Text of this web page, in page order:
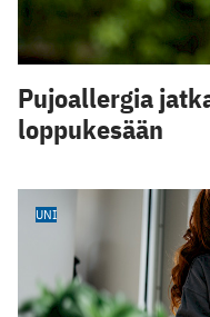
Pujoallergia
loppukesään
UNI